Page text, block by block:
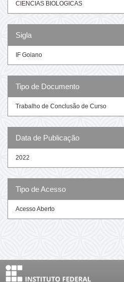
CIENCIAS BIOLOGICAS
Sigla
IF Goiano
Tipo de Documento
Trabalho de Conclusão de Curso
Data de Publicação
2022
Tipo de Acesso
Acesso Aberto